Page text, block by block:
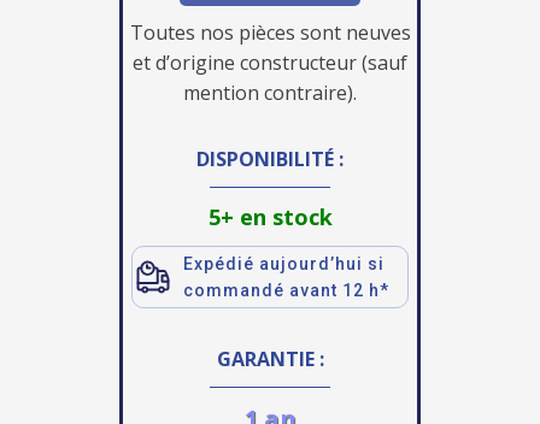
Toutes nos pièces sont neuves
et d’origine constructeur (sauf
mention contraire).
DISPONIBILITÉ :
5+ en stock
Expédié aujourd’hui si
commandé avant 12 h*
GARANTIE :